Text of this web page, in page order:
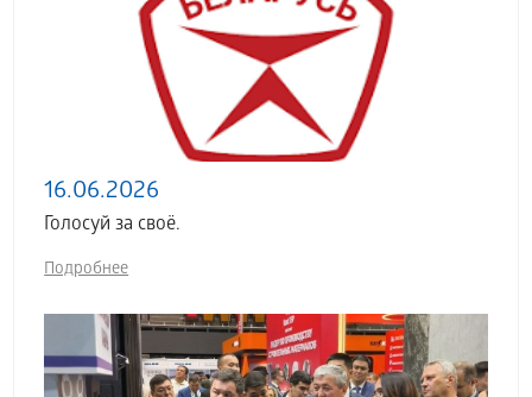
16.06.2026
Голосуй за своё.
Подробнее